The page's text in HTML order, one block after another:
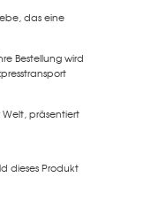
das eine
Bestellung wird
präsentiert
dieses Produkt